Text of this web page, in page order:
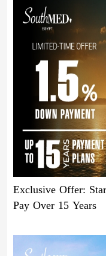
Exclusive Offer:
Pay Over 15 Years